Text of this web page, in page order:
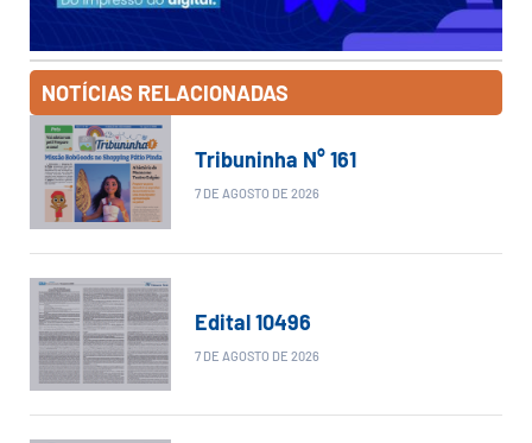
NOTÍCIAS RELACIONADAS
Tribuninha N° 161
7 DE AGOSTO DE 2026
Edital 10496
7 DE AGOSTO DE 2026